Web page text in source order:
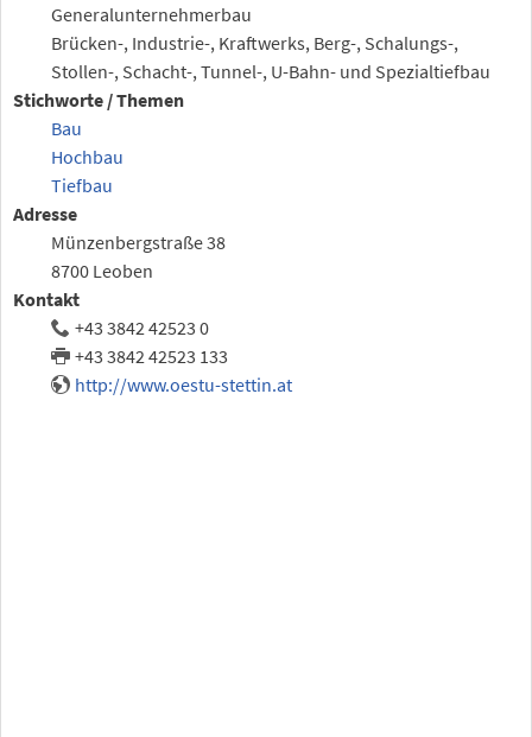
Generalunternehmerbau
Brücken-, Industrie-, Kraftwerks, Berg-, Schalungs-,
Stollen-, Schacht-, Tunnel-, U-Bahn- und Spezialtiefbau
Stichworte / Themen
Bau
Hochbau
Tiefbau
Adresse
Münzenbergstraße 38
8700 Leoben
Kontakt
+43 3842 42523 0
+43 3842 42523 133
http://www.oestu-stettin.at